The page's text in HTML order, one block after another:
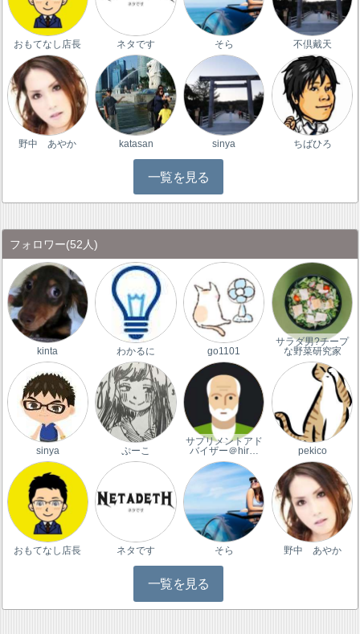
おもてなし店長 ネタです そら 不倶戴天
野中 あやか katasan sinya ちばひろ
一覧を見る
フォロワー(52人)
kinta わかるに go1101
サラダ男?チープ
な野菜研究家
sinya ぷーこ
サプリメントアド
バイザー＠hir…
pekico
おもてなし店長 ネタです そら 野中 あやか
一覧を見る